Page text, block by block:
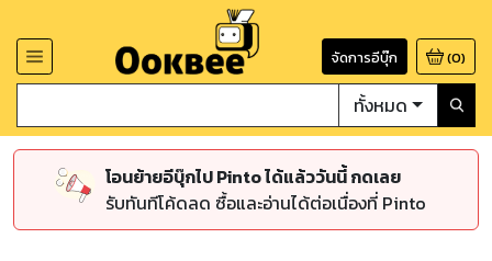
จัดการอีบุ๊ก (0)
ทั้งหมด
โอนย้ายอีบุ๊กไป Pinto ได้แล้ววันนี้ กดเลย
รับทันทีโค้ดลด ซื้อและอ่านได้ต่อเนื่องที่ Pinto